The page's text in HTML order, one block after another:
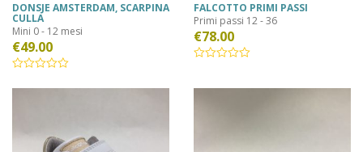
DONSJE AMSTERDAM, SCARPINA
CULLA
Mini 0 - 12 mesi
€49.00
FALCOTTO PRIMI PASSI
Primi passi 12 - 36
€78.00